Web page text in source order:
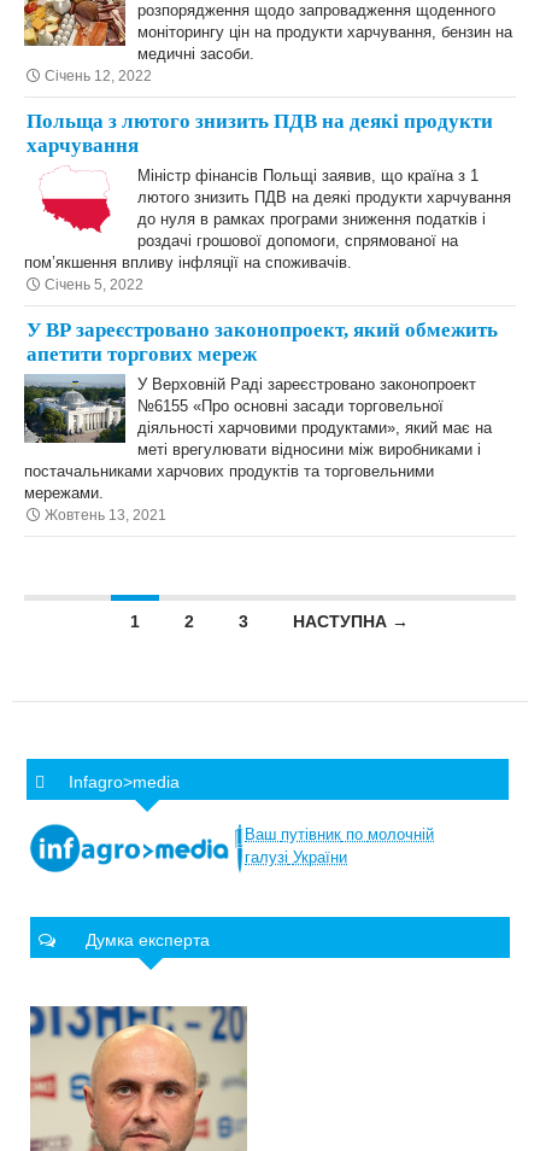
розпорядження щодо запровадження щоденного
моніторингу цін на продукти харчування, бензин на
медичні засоби.
Січень 12, 2022
Польща з лютого знизить ПДВ на деякі продукти
харчування
Міністр фінансів Польщі заявив, що країна з 1
лютого знизить ПДВ на деякі продукти харчування
до нуля в рамках програми зниження податків і
роздачі грошової допомоги, спрямованої на
пом’якшення впливу інфляції на споживачів.
Січень 5, 2022
У ВР зареєстровано законопроект, який обмежить
апетити торгових мереж
У Верховній Раді зареєстровано законопроект
№6155 «Про основні засади торговельної
діяльності харчовими продуктами», який має на
меті врегулювати відносини між виробниками і
постачальниками харчових продуктів та торговельними
мережами.
Жовтень 13, 2021
Posts navigation
1 2 3 НАСТУПНА →
Infagro>media
Ваш путівник по молочній
галузі України
Думка експерта